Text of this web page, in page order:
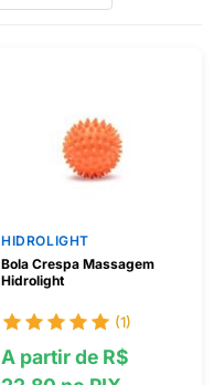
HIDROLIGHT
Bola Crespa Massagem
Hidrolight
(1)
A partir de R$